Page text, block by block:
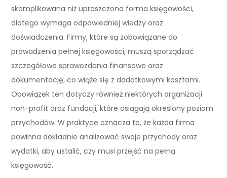
skomplikowana niż uproszczona forma księgowości,
dlatego wymaga odpowiedniej wiedzy oraz
doświadczenia. Firmy, które są zobowiązane do
prowadzenia pełnej księgowości, muszą sporządzać
szczegółowe sprawozdania finansowe oraz
dokumentację, co wiąże się z dodatkowymi kosztami.
Obowiązek ten dotyczy również niektórych organizacji
non-profit oraz fundacji, które osiągają określony poziom
przychodów. W praktyce oznacza to, że każda firma
powinna dokładnie analizować swoje przychody oraz
wydatki, aby ustalić, czy musi przejść na pełną
księgowość.